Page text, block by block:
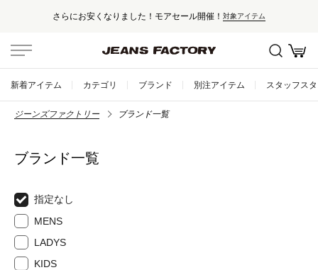
さらにお安くなりました！モアセール開催！ 対象アイテム
新着アイテム カテゴリ ブランド 別注アイテム スタッフス
ジーンズファクトリー ブランド一覧
ブランド一覧
指定なし
MENS
LADYS
KIDS